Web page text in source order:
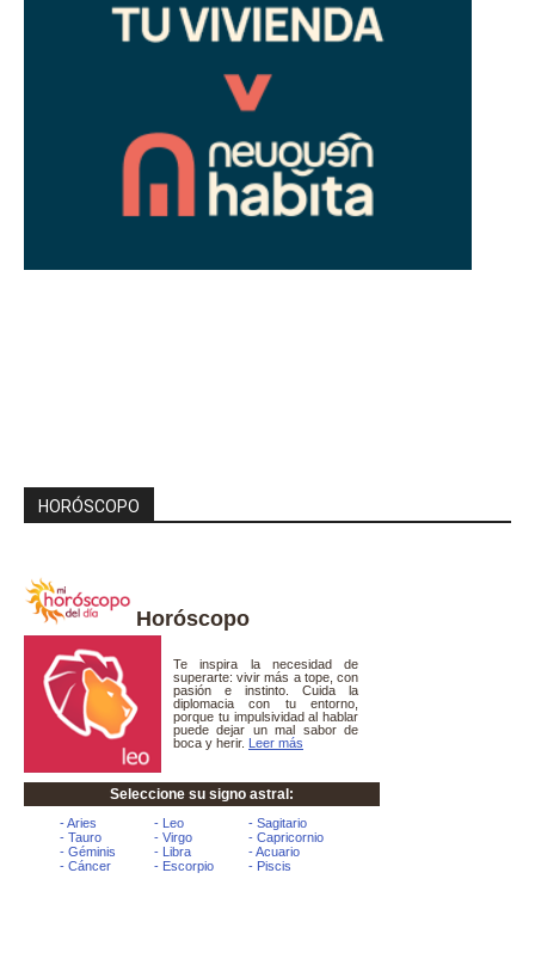
HORÓSCOPO
Horóscopo